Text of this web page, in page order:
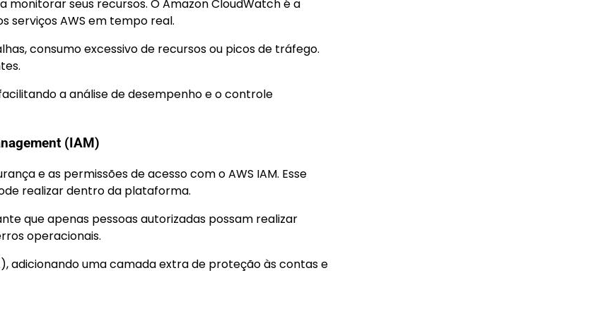
seus recursos. O Amazon CloudWatch é a
serviços AWS em tempo real.
consumo excessivo de recursos ou picos de tráfego.
a análise de desempenho e o controle
(IAM)
e as permissões de acesso com o AWS IAM. Esse
realizar dentro da plataforma.
que apenas pessoas autorizadas possam realizar
operacionais.
adicionando uma camada extra de proteção às contas e